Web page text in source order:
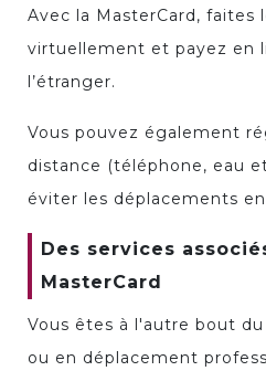
Avec la MasterCard, faites
virtuellement et payez en
l’étranger.
Vous pouvez également
distance (téléphone, eau
éviter les déplacements
Des services
MasterCard
Vous êtes à l'autre bout
ou en déplacement